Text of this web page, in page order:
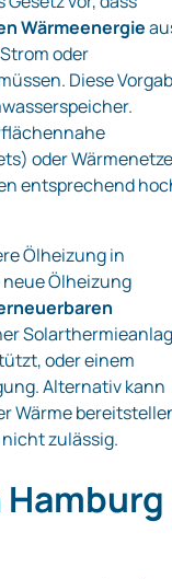
Wärmeenergie
oder
Diese
oder
entsprechend
Ölheizung in
Ölheizung
oder einem
Alternativ kann
Wärme
zulässig.